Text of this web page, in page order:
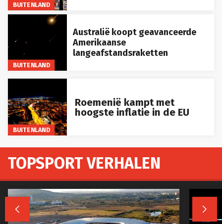
BUITENLAND
BUITENLAND
Australië koopt geavanceerde
Amerikaanse
langeafstandsraketten
BUITENLAND
Roemenië kampt met
hoogste inflatie in de EU
TOPSPORT VERHALEN
 